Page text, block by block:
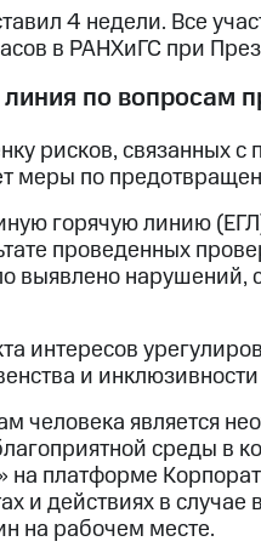
4 недели. Все
в РАНХиГС при
по вопросам
рисков, связанных
меры по
горячую линию
проведенных
выявлено нарушений,
интересов
и
человека является
среды в
на платформе
и действиях в
на рабочем месте.